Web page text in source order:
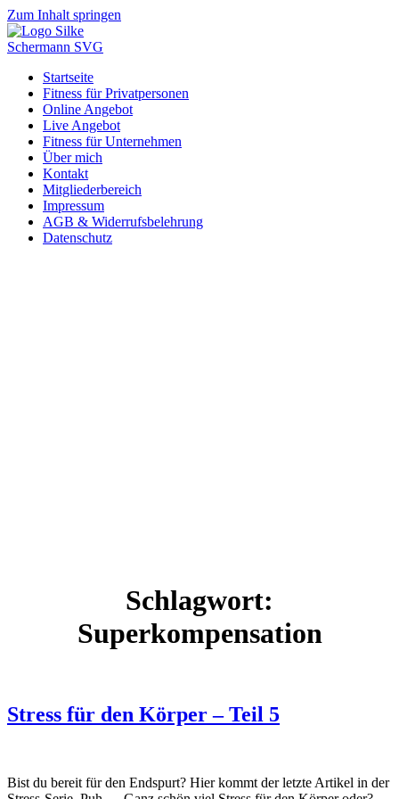
Zum Inhalt springen
Startseite
Fitness für Privatpersonen
Online Angebot
Live Angebot
Fitness für Unternehmen
Über mich
Kontakt
Mitgliederbereich
Impressum
AGB & Widerrufsbelehrung
Datenschutz
Schlagwort:
Superkompensation
Stress für den Körper – Teil 5
Bist du bereit für den Endspurt? Hier kommt der letzte Artikel in der